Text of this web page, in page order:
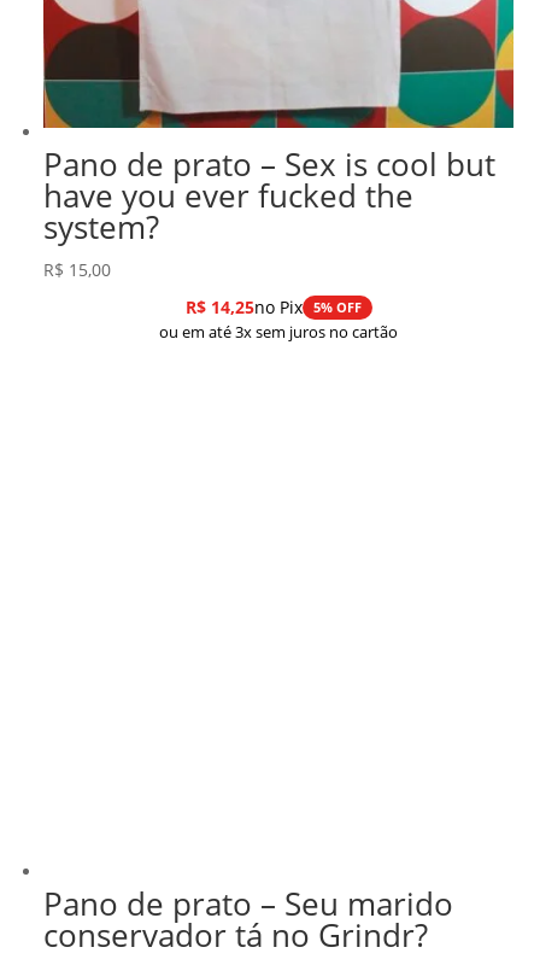
Pano de prato – Sex is cool but
have you ever fucked the
system?
R$ 15,00
R$14,25no Pix 5% OFF
ou em até 3x sem juros no cartão
Pano de prato – Seu marido
conservador tá no Grindr?